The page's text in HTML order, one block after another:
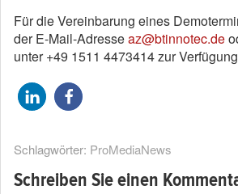
Für die Vereinbarung eines
der E-Mail-Adresseaz@btinnotec.de
unter ‪+49 1511 4473414 zur
Schlagwörter: ProMediaNews
Schreiben Sie einen